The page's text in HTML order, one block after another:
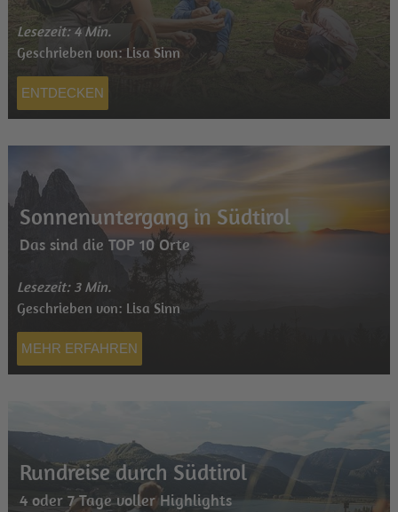
Lesezeit: 4 Min.
Geschrieben von: Lisa Sinn
ENTDECKEN
Sonnenuntergang in Südtirol
Das sind die TOP 10 Orte
Lesezeit: 3 Min.
Geschrieben von: Lisa Sinn
MEHR ERFAHREN
Rundreise durch Südtirol
4 oder 7 Tage voller Highlights